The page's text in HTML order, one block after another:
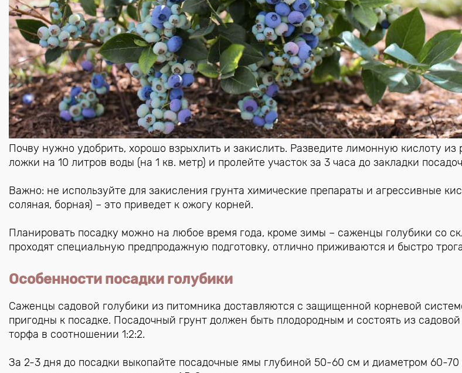
Почву нужно удобрить, хорошо взрыхлить и закислить. Разведите лимонную кислоту из
ложки на 10 литров воды (на 1 кв. метр) и пролейте участок за 3 часа до закладки
Важно: не используйте для закисления грунта химические препараты и агрессивные
соляная, борная) – это приведет к ожогу корней.
Планировать посадку можно на любое время года, кроме зимы – саженцы голубики со
проходят специальную предпродажную подготовку, отлично приживаются и быстро
Особенности посадки голубики
Саженцы садовой голубики из питомника доставляются с защищенной корневой
пригодны к посадке. Посадочный грунт должен быть плодородным и состоять из
торфа в соотношении 1:2:2.
За 2-3 дня до посадки выкопайте посадочные ямы глубиной 50-60 см и диаметром 60-